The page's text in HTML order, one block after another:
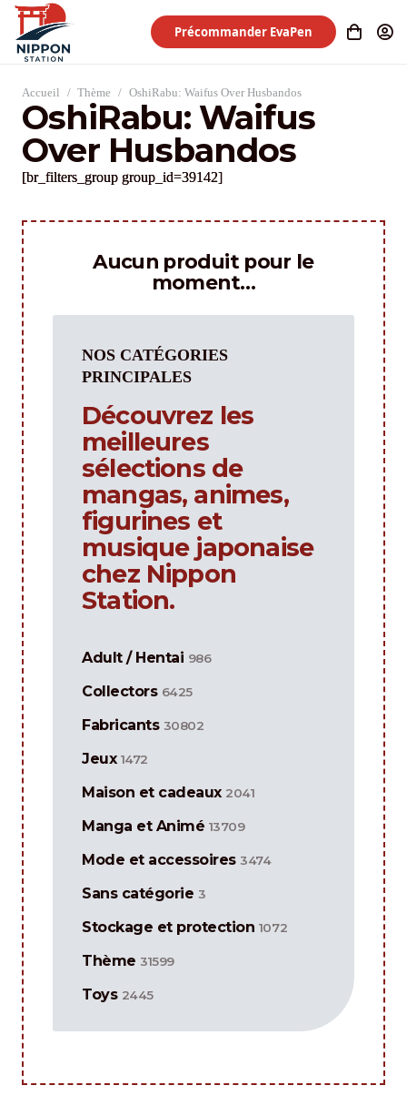
Précommander EvaPen
Accueil / Thème / OshiRabu: Waifus Over Husbandos
OshiRabu: Waifus
Over Husbandos
[br_filters_group group_id=39142]
Aucun produit pour le
moment…
NOS CATÉGORIES
PRINCIPALES
Découvrez les
meilleures
sélections de
mangas, animes,
figurines et
musique japonaise
chez Nippon
Station.
Adult / Hentai 986
Collectors 6425
Fabricants 30802
Jeux 1472
Maison et cadeaux 2041
Manga et Animé 13709
Mode et accessoires 3474
Sans catégorie 3
Stockage et protection 1072
Thème 31599
Toys 2445